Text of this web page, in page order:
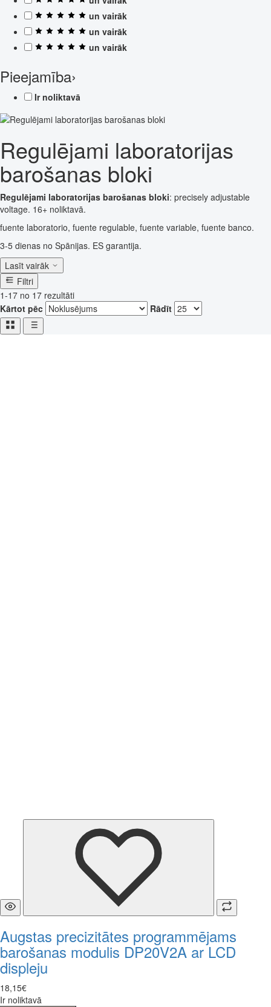
un vairāk
un vairāk
un vairāk
Pieejamība›
Ir noliktavā
Regulējami laboratorijas
barošanas bloki
Regulējami laboratorijas barošanas bloki: precisely adjustable
voltage. 16+ noliktavā.
fuente laboratorio, fuente regulable, fuente variable, fuente banco.
3-5 dienas no Spānijas. ES garantija.
Lasīt vairāk
Filtri
1-17 no 17 rezultāti
Kārtot pēc
Rādīt
Augstas precizitātes programmējams
barošanas modulis DP20V2A ar LCD
displeju
18,15€
Ir noliktavā